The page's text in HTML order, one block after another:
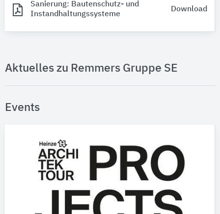
Sanierung: Bautenschutz- und
Instandhaltungssysteme
Download
Aktuelles zu Remmers Gruppe SE
Events